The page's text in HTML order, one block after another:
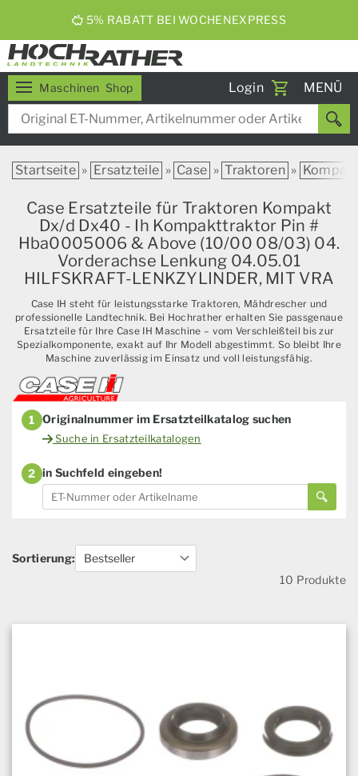
5% RABATT BEI WOCHENEXPRESS
Maschinen Shop Login
Toggle
MENÜ
Startseite » Ersatzteile » Case » Traktoren »
Case Ersatzteile für Traktoren Kompakt
Dx/d Dx40 - Ih Kompakttraktor Pin #
Hba0005006 & Above (10/00 08/03) 04.
Vorderachse Lenkung 04.05.01
HILFSKRAFT-LENKZYLINDER, MIT VRA
Case IH steht für leistungsstarke Traktoren, Mähdrescher und
professionelle Landtechnik. Bei Hochrather erhalten Sie passgenaue
Ersatzteile für Ihre Case IH Maschine – vom Verschleißteil bis zur
Spezialkomponente, exakt auf Ihr Modell abgestimmt. So bleibt Ihre
Maschine zuverlässig im Einsatz und voll leistungsfähig.
1 Originalnummer im Ersatzteilkatalog suchen
Suche in Ersatzteilkatalogen
2 in Suchfeld eingeben!
Sortierung:
10 Produkte